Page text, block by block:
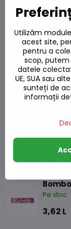
8 L
Pe stoc
16,76 L
Pe stoc
Pe stoc
3,62 L
Utilizăm
acest site,
pentru a
scop,
datele
UE, SUA sau
sunteți de
informații